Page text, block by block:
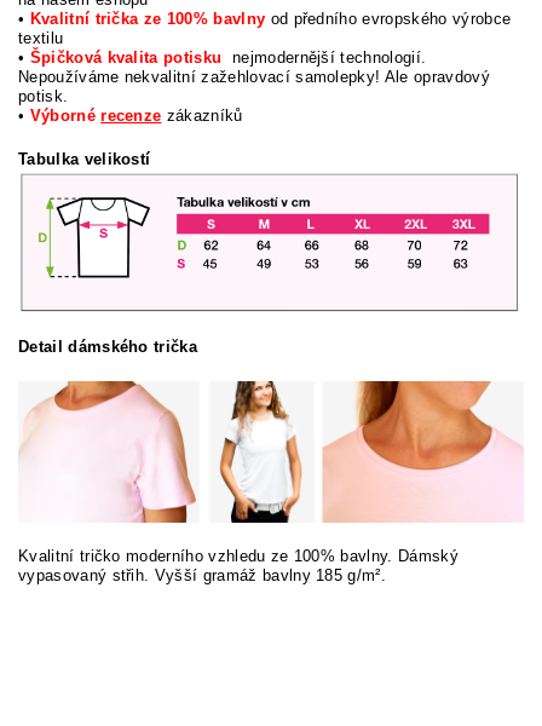
• Kvalitní trička ze 100% bavlny od předního evropského výrobce
textilu
• Špičková kvalita potisku
nejmodernější technologií.
Nepoužíváme nekvalitní zažehlovací samolepky! Ale opravdový
potisk.
• Výbornérecenze zákazníků
Tabulka velikostí
Detail dámského trička
Kvalitní tričko moderního vzhledu ze 100% bavlny. Dámský
vypasovaný střih. Vyšší gramáž bavlny 185 g/m².